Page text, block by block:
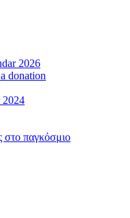
2026
donation
2024
στο παγκόσμιο